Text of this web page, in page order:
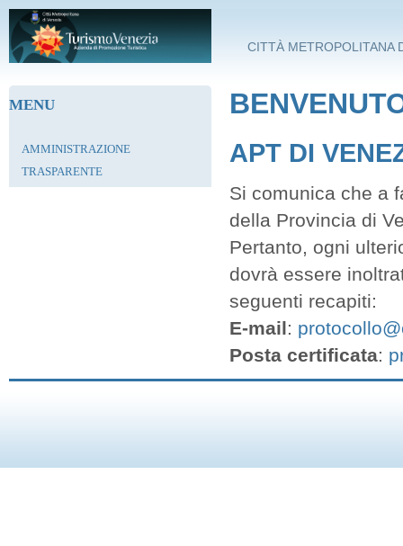
Salta al contenuto principale
CITTÀ METROPOLITANA
MENU
AMMINISTRAZIONE
TRASPARENTE
APT DI
Si comunica che a
della Provincia di
Pertanto, ogni
dovrà essere
seguenti recapiti:
E-mail:
Posta certificata: